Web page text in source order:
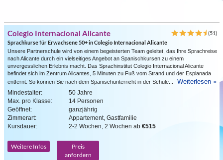
Colegio Internacional Alicante
(51)
Sprachkurse für Erwachsene 50+ in Colegio Internacional Alicante
Unsere Partnerschule wird von einem begeisterten Team geleitet, das Ihre Sprachreise
nach Alicante durch ein vielseitiges Angebot an Spanischkursen zu einem
unvergesslichen Erlebnis macht. Das Sprachinstitut Colegio Internacional Alicante
befindet sich im Zentrum Alicantes, 5 Minuten zu Fuß vom Strand und der Esplanada
entfernt. So können Sie nach dem Spanischunterricht in der Schule...
Weiterlesen »
Mindestalter:
50 Jahre
Max. pro Klasse:
14 Personen
Geöffnet:
ganzjährig
Zimmerart:
Appartement, Gastfamilie
Kursdauer:
2-2 Wochen, 2 Wochen ab €515
Weitere Infos
Preis
anfordern